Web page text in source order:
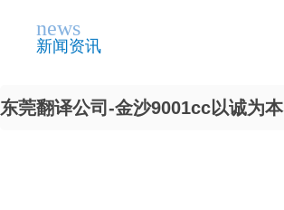
news
新闻资讯
东莞翻译公司-金沙9001cc以诚为本